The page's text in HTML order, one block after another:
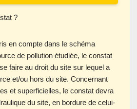
?
en compte dans le schéma
de pollution étudiée, le constat
faire au droit du site sur lequel a
et/ou hors du site. Concernant
et superficielles, le constat devra
du site, en bordure de celui-